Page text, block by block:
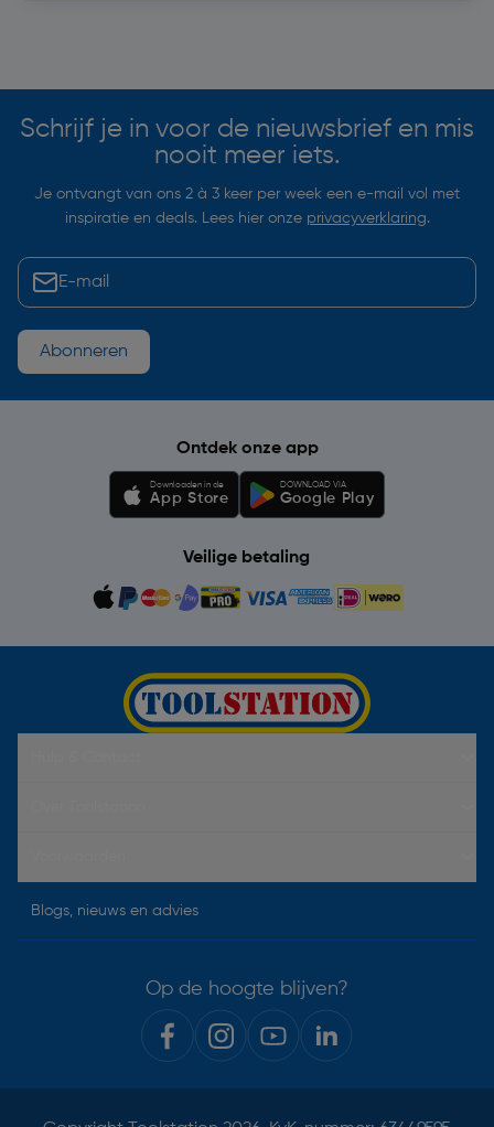
Schrijf je in voor de nieuwsbrief en mis
nooit meer iets.
Je ontvangt van ons 2 à 3 keer per week een e-mail vol met
inspiratie en deals. Lees hier onze privacyverklaring.
Abonneren
Ontdek onze app
Downloaden in de
App Store
DOWNLOAD VIA
Google Play
Veilige betaling
Blogs, nieuws en advies
Op de hoogte blijven?